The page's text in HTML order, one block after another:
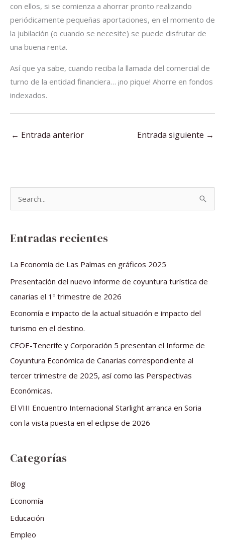
con ellos, si se comienza a ahorrar pronto realizando
periódicamente pequeñas aportaciones, en el momento de
la jubilación (o cuando se necesite) se puede disfrutar de
una buena renta.
Así que ya sabe, cuando reciba la llamada del comercial de
turno de la entidad financiera… ¡no pique! Ahorre en fondos
indexados.
← Entrada anterior Entrada siguiente →
a
Entradas recientes
La Economía de Las Palmas en gráficos 2025
Presentación del nuevo informe de coyuntura turística de
canarias el 1º trimestre de 2026
Economía e impacto de la actual situación e impacto del
turismo en el destino.
CEOE-Tenerife y Corporación 5 presentan el Informe de
Coyuntura Económica de Canarias correspondiente al
tercer trimestre de 2025, así como las Perspectivas
Económicas.
El VIII Encuentro Internacional Starlight arranca en Soria
con la vista puesta en el eclipse de 2026
Categorías
Blog
Economía
Educación
Empleo